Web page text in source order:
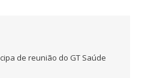
de reunião do GT Saúde